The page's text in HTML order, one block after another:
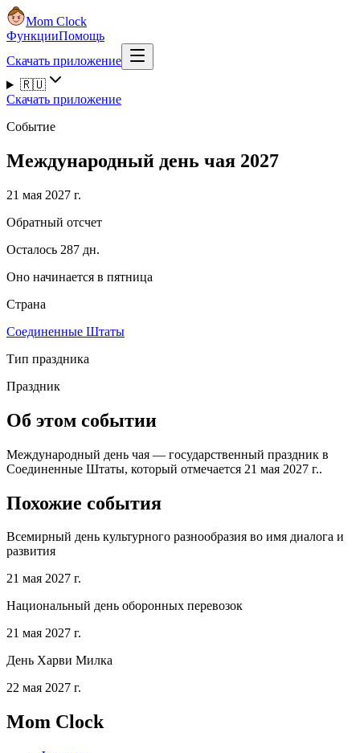
Mom Clock
ФункцииПомощь
Скачать приложение
🇷🇺
Скачать приложение
Событие
Международный день чая 2027
21 мая 2027 г.
Обратный отсчет
Осталось 287 дн.
Оно начинается в пятница
Страна
Соединенные Штаты
Тип праздника
Праздник
Об этом событии
Международный день чая — государственный праздник в
Соединенные Штаты, который отмечается 21 мая 2027 г..
Похожие события
Всемирный день культурного разнообразия во имя диалога и
развития
21 мая 2027 г.
Национальный день оборонных перевозок
21 мая 2027 г.
День Харви Милка
22 мая 2027 г.
Mom Clock